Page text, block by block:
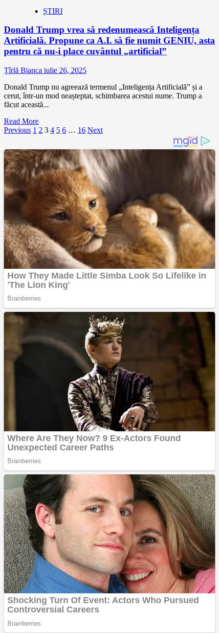
ȘTIRI
Donald Trump vrea să redenumească Inteligența
Artificială. Propune ca A.I. să fie numit GENIU, asta
pentru că nu-i place cuvântul „artificial”
Țîrlă Bianca iulie 26, 2025
Donald Trump nu agreează termenul „Inteligența Artificială” și a
cerut, într-un mod neașteptat, schimbarea acestui nume. Trump a
făcut această...
Read More
Paginație
Previous 1 2 3 4 5 6 … 16 Next